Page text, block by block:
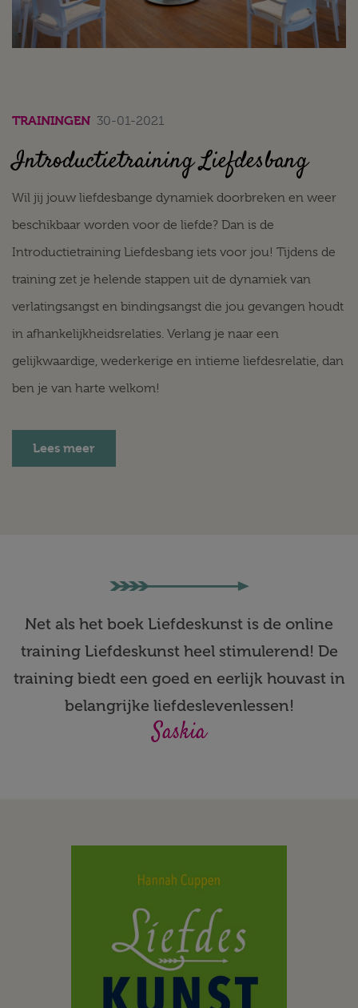
TRAININGEN 30-01-2021
Introductietraining Liefdesbang
Wil jij jouw liefdesbange dynamiek doorbreken en weer
beschikbaar worden voor de liefde? Dan is de
Introductietraining Liefdesbang iets voor jou! Tijdens de
training zet je helende stappen uit de dynamiek van
verlatingsangst en bindingsangst die jou gevangen houdt
in afhankelijkheidsrelaties. Verlang je naar een
gelijkwaardige, wederkerige en intieme liefdesrelatie, dan
ben je van harte welkom!
Lees meer
Net als het boek Liefdeskunst is de online
training Liefdeskunst heel stimulerend! De
training biedt een goed en eerlijk houvast in
belangrijke liefdeslevenlessen!
Saskia